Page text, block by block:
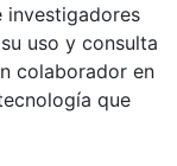
investigadores
uso y consulta
colaborador en
que